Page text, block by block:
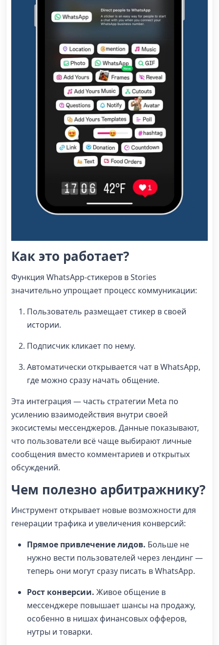
Как это работает?
Функция WhatsApp-стикеров в Stories
значительно упрощает процесс коммуникации:
Пользователь размещает стикер в своей
истории.
Подписчик кликает по нему.
Автоматически открывается чат в WhatsApp,
где можно сразу начать общение.
Эта интеграция — часть стратегии Meta по
усилению взаимодействия внутри своей
экосистемы мессенджеров. Данные показывают,
что пользователи всё чаще выбирают личные
сообщения вместо комментариев и открытых
обсуждений.
Чем полезно арбитражнику?
Инструмент открывает новые возможности для
генерации трафика и увеличения конверсий:
Прямое привлечение лидов. Больше не
нужно вести пользователей через лендинг —
теперь они могут сразу писать в WhatsApp.
Рост конверсии. Живое общение в
мессенджере повышает шансы на продажу,
особенно в нишах финансовых офферов,
нутры и товарки.